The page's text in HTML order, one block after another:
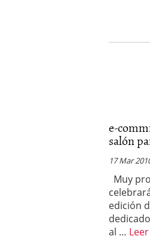
e-
salón
17 Mar
Muy
edición
al … Leer